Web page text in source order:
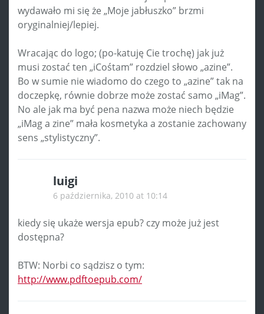
wydawało mi się że „Moje jabłuszko” brzmi
oryginalniej/lepiej.
Wracając do logo; (po-katuję Cie trochę) jak już
musi zostać ten „iCośtam” rozdziel słowo „azine”.
Bo w sumie nie wiadomo do czego to „azine” tak na
doczepkę, równie dobrze może zostać samo „iMag”.
No ale jak ma być pena nazwa może niech będzie
„iMag a zine” mała kosmetyka a zostanie zachowany
sens „stylistyczny”.
luigi
6 października, 2010 at 10:14
kiedy się ukaże wersja epub? czy może już jest
dostępna?
BTW: Norbi co sądzisz o tym:
http://www.pdftoepub.com/